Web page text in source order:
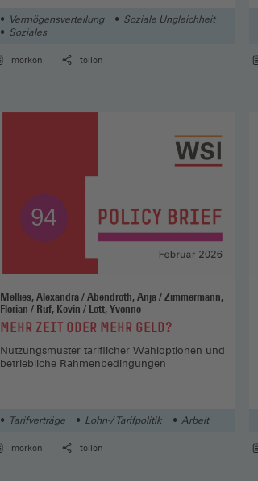
Vermögensverteilung
Soziale Ungleichheit
Soziales
merken teilen
Mellies, Alexandra / Abendroth, Anja / Zimmermann,
Florian / Ruf, Kevin / Lott, Yvonne
:MEHR ZEIT ODER MEHR GELD?
Nutzungsmuster tariflicher Wahloptionen und
betriebliche Rahmenbedingungen
Tarifverträge Lohn-/ Tarifpolitik Arbeit
merken teilen